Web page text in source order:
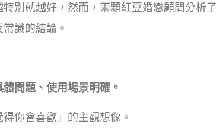
別就越好，然而，兩顆紅豆婚戀顧問分析了
識的結論。
問題、使用場景明確。
你會喜歡」的主觀想像。